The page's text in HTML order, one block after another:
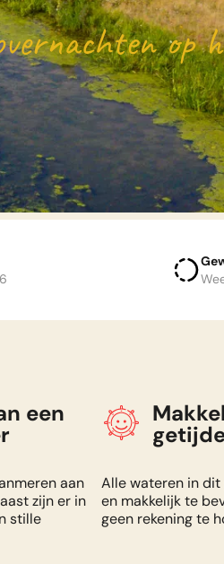
op
ZA ZO
6 7 8 9
12 13 15 16
een
aan
zijn er in
stille
Alle wateren in
en makkelijk te
geen rekening te